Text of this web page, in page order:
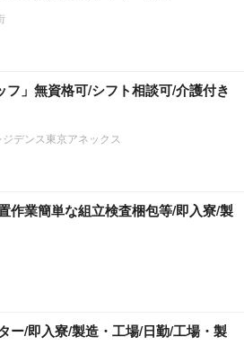
フ」無資格可/シフト相談可/介護付き
デンス東京アネックス
作業簡単な組立検査梱包等/即入寮/製
ー/即入寮/製造・工場/日勤/工場・製